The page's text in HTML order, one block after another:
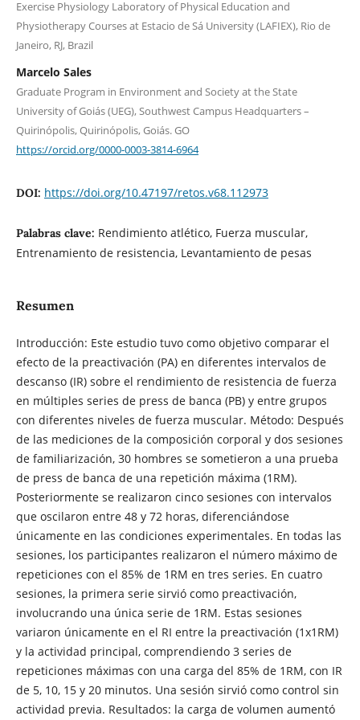
Exercise Physiology Laboratory of Physical Education and
Physiotherapy Courses at Estacio de Sá University (LAFIEX), Rio de
Janeiro, RJ, Brazil
Marcelo Sales
Graduate Program in Environment and Society at the State
University of Goiás (UEG), Southwest Campus Headquarters –
Quirinópolis, Quirinópolis, Goiás. GO
https://orcid.org/0000-0003-3814-6964
DOI: https://doi.org/10.47197/retos.v68.112973
Palabras clave: Rendimiento atlético, Fuerza muscular,
Entrenamiento de resistencia, Levantamiento de pesas
Resumen
Introducción: Este estudio tuvo como objetivo comparar el
efecto de la preactivación (PA) en diferentes intervalos de
descanso (IR) sobre el rendimiento de resistencia de fuerza
en múltiples series de press de banca (PB) y entre grupos
con diferentes niveles de fuerza muscular. Método: Después
de las mediciones de la composición corporal y dos sesiones
de familiarización, 30 hombres se sometieron a una prueba
de press de banca de una repetición máxima (1RM).
Posteriormente se realizaron cinco sesiones con intervalos
que oscilaron entre 48 y 72 horas, diferenciándose
únicamente en las condiciones experimentales. En todas las
sesiones, los participantes realizaron el número máximo de
repeticiones con el 85% de 1RM en tres series. En cuatro
sesiones, la primera serie sirvió como preactivación,
involucrando una única serie de 1RM. Estas sesiones
variaron únicamente en el RI entre la preactivación (1x1RM)
y la actividad principal, comprendiendo 3 series de
repeticiones máximas con una carga del 85% de 1RM, con IR
de 5, 10, 15 y 20 minutos. Una sesión sirvió como control sin
actividad previa. Resultados: la carga de volumen aumentó